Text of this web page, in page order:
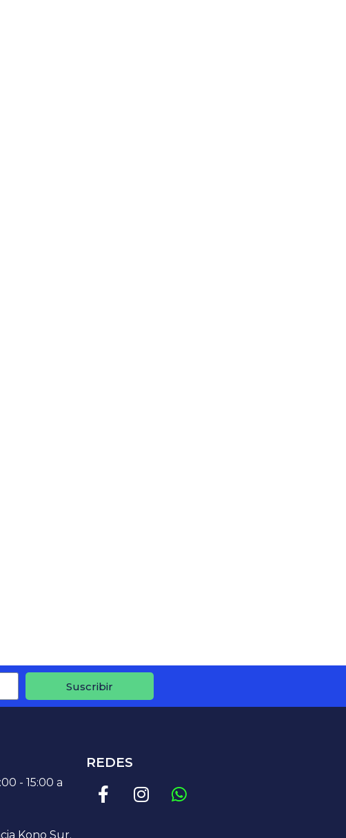
Suscribir
- 15:00 a
REDES
Kono Sur.